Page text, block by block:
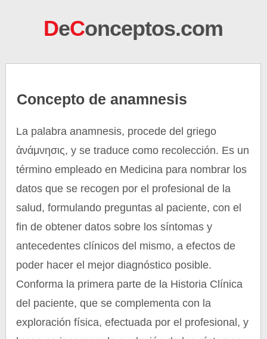
DeConceptos.com
Concepto de anamnesis
La palabra anamnesis, procede del griego
ἀνάμνησις, y se traduce como recolección. Es un
término empleado en Medicina para nombrar los
datos que se recogen por el profesional de la
salud, formulando preguntas al paciente, con el
fin de obtener datos sobre los síntomas y
antecedentes clínicos del mismo, a efectos de
poder hacer el mejor diagnóstico posible.
Conforma la primera parte de la Historia Clínica
del paciente, que se complementa con la
exploración física, efectuada por el profesional, y